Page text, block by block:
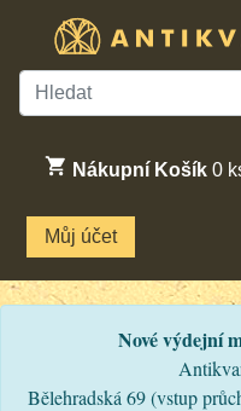
Nákupní Košík 0
Můj účet
Nové výdejní
Bělehradská 69 (vstup